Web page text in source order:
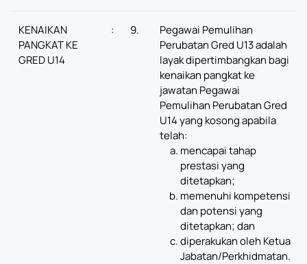
KENAIKAN
PANGKAT KE
GRED U14
: 9.
Pegawai Pemulihan
Perubatan Gred U13 adalah
layak dipertimbangkan bagi
kenaikan pangkat ke
jawatan Pegawai
Pemulihan Perubatan Gred
U14 yang kosong apabila
telah:
mencapai tahap
prestasi yang
ditetapkan;
memenuhi kompetensi
dan potensi yang
ditetapkan; dan
diperakukan oleh Ketua
Jabatan/Perkhidmatan.